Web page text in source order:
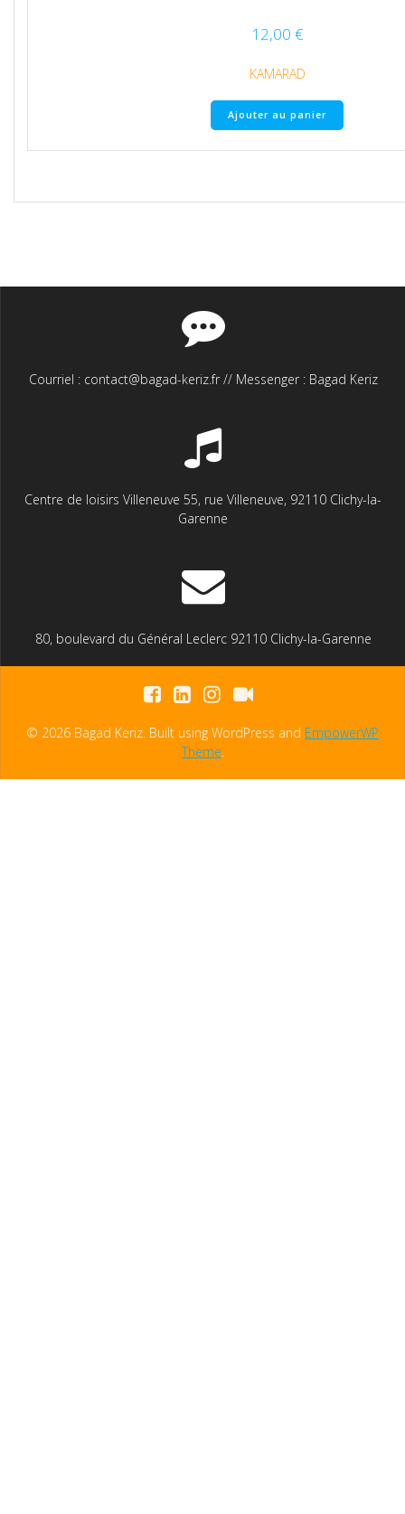
12,00 €
KAMARAD
Ajouter au panier
Courriel : contact@bagad-keriz.fr // Messenger : Bagad Keriz
Centre de loisirs Villeneuve 55, rue Villeneuve, 92110 Clichy-la-
Garenne
80, boulevard du Général Leclerc 92110 Clichy-la-Garenne
© 2026 Bagad Keriz. Built using WordPress and EmpowerWP
Theme.